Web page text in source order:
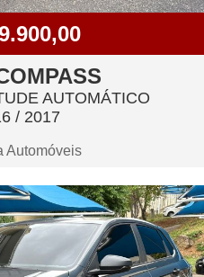
AUTOMÁTICO
/ 2017
Automóveis